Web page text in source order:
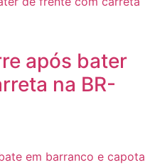
após bater
na BR-